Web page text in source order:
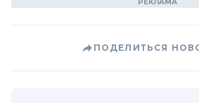
ПОДЕЛИТЬСЯ